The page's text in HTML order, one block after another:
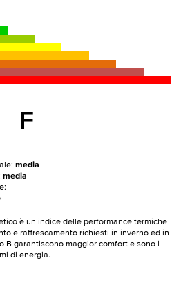
F
media
media
è un indice delle performance termiche
e raffrescamento richiesti in inverno ed in
B garantiscono maggior comfort e sono i
di energia.